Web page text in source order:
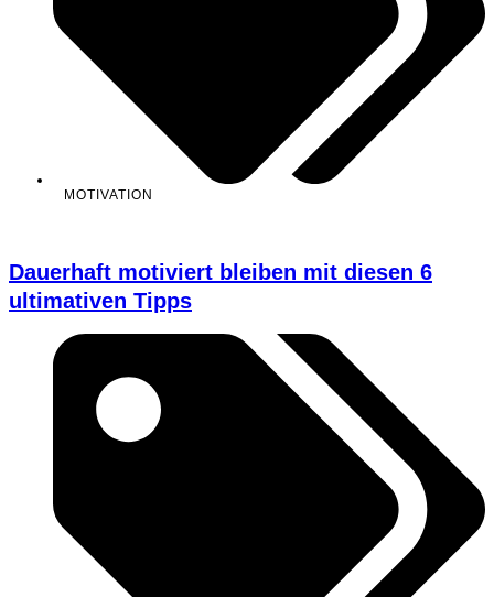
MOTIVATION
Dauerhaft motiviert bleiben mit diesen 6
ultimativen Tipps